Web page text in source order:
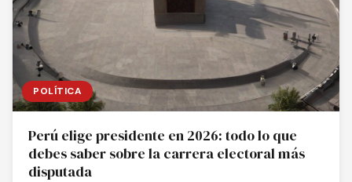
POLÍTICA
Perú elige presidente en 2026: todo lo que
debes saber sobre la carrera electoral más
disputada